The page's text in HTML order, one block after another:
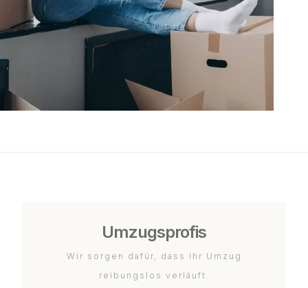
Umzugsprofis
Wir sorgen dafür, dass Ihr Umzug
reibungslos verläuft.